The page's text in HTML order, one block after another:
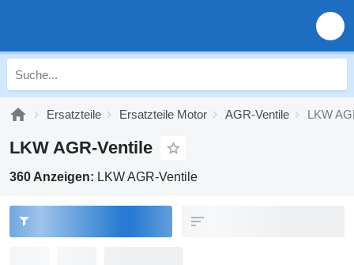
Ersatzteile Ersatzteile Motor AGR-Ventile LKW
LKW AGR-Ventile
360 Anzeigen: LKW AGR-Ventile